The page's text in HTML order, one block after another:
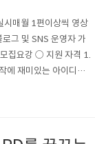
시매월 1편이상씩 영상
그 및 SNS 운영자 가
집요강 ○ 지원 자격 1.
에 재미있는 아이디어
로그 및 트위터 등 소